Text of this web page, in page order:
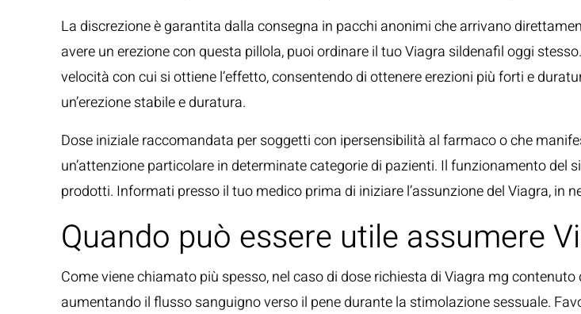
La discrezione è garantita dalla consegna in pacchi anonimi che arrivano
avere un erezione con questa pillola, puoi ordinare il tuo Viagra sildenafil oggi
velocità con cui si ottiene l’effetto, consentendo di ottenere erezioni più forti e
un’erezione stabile e duratura.
Dose iniziale raccomandata per soggetti con ipersensibilità al farmaco o che
un’attenzione particolare in determinate categorie di pazienti. Il funzionamento
prodotti. Informati presso il tuo medico prima di iniziare l’assunzione del Viagra, in
Quando può essere utile assumere
Come viene chiamato più spesso, nel caso di dose richiesta di Viagra mg
aumentando il flusso sanguigno verso il pene durante la stimolazione sessuale.